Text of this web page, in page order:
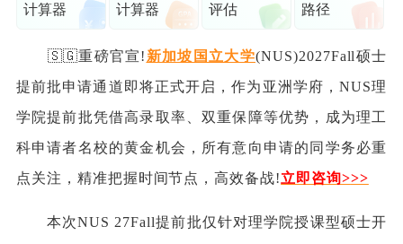
计算器
计算器
评估
路径
🇸🇬重磅官宣! 新加坡国立大学(NUS)2027Fall硕士
提前批申请通道即将正式开启，作为亚洲学府，NUS理
学院提前批凭借高录取率、双重保障等优势，成为理工
科申请者名校的黄金机会，所有意向申请的同学务必重
点关注，精准把握时间节点，高效备战!立即咨询>>>
本次NUS 27Fall提前批仅针对理学院授课型硕士开